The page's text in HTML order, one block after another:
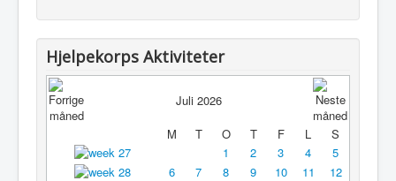
Hjelpekorps Aktiviteter
Juli 2026
M
T O T F L
S
1
2 3 4
5
6
7 8 9 10 11
12